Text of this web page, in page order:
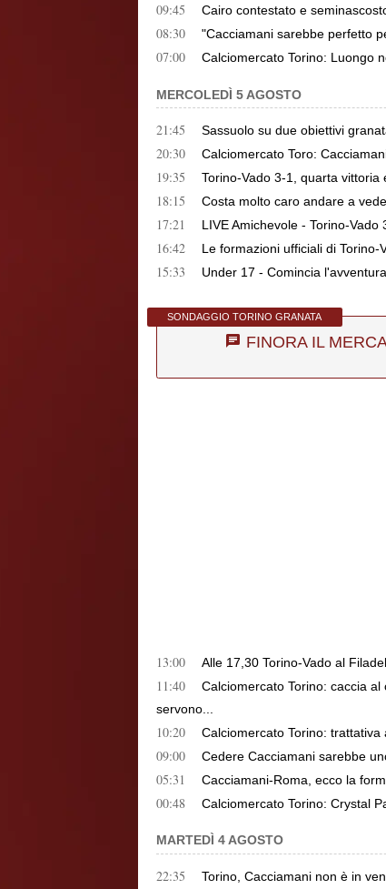
09:45 Cairo contestato e
08:30 "Cacciamani sarebbe perfetto
07:00 Calciomercato Torino: Luongo
MERCOLEDÌ 5 AGOSTO
21:45 Sassuolo su due obiettivi
20:30 Calciomercato Toro:
19:35 Torino-Vado 3-1, quarta vittoria
18:15 Costa molto caro andare a
17:21 LIVE Amichevole - Torino-Vado
16:42 Le formazioni ufficiali di
15:33 Under 17 - Comincia
SONDAGGIO TORINO GRANATA
FINORA IL
13:00 Alle 17,30 Torino-Vado al
11:40
Calciomercato Torino: caccia
servono...
10:20 Calciomercato Torino: trattativa
09:00 Cedere Cacciamani sarebbe
05:31 Cacciamani-Roma, ecco la
00:48 Calciomercato Torino: Crystal
MARTEDÌ 4 AGOSTO
22:35 Torino, Cacciamani non è in